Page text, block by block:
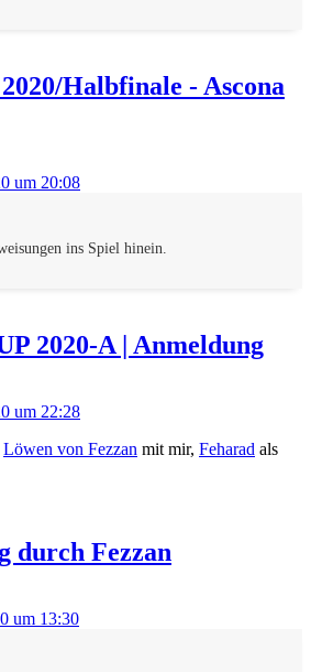
Halbfinale - Ascona
um 20:08
ins Spiel hinein.
2020-A | Anmeldung
um 22:28
Löwen von Fezzan mit mir, Feharad als
durch Fezzan
um 13:30